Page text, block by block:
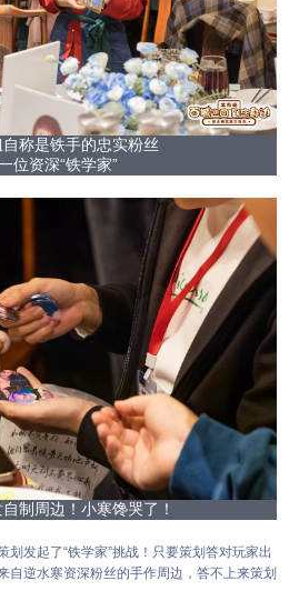
称是铁手的忠实粉丝
位资深“铁学家”
制周边！小寒馋哭了！
发起了“铁学家”挑战！只要策划答对玩家出
自逆水寒资深粉丝的手作周边，答不上来策划